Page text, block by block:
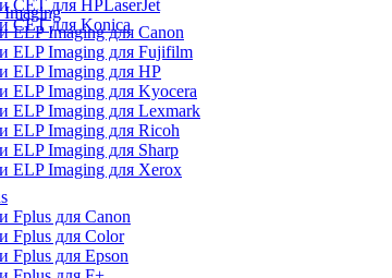
CET для HPLaserJet
CET для Konica
ELP Imaging для Canon
ELP Imaging для Fujifilm
ELP Imaging для HP
ELP Imaging для Kyocera
ELP Imaging для Lexmark
ELP Imaging для Ricoh
ELP Imaging для Sharp
ELP Imaging для Xerox
Fplus для Canon
Fplus для Color
Fplus для Epson